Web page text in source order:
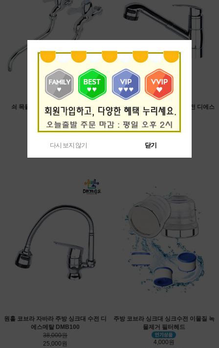
쇠 목돌림 가로꼭지 수도꼭지 세림
13,000원
9,000원
제조사 : 세림
원홀 스프레이 주방 싱크대 수전 디에스
메탈 DM-B101
40,000원
26,500원
제조국 : 한국
제조사 : 디에스메탈
원홀 코브라 자바라 주방 싱크대 수전 디
에스메탈 DMB100
38,000원
25,000원
주방 코브라 싱크대 싱크수전 이물질 녹
물제거 필터헤드
4,000원
다시 보지 않기 닫기
다시 보지 않기 닫기